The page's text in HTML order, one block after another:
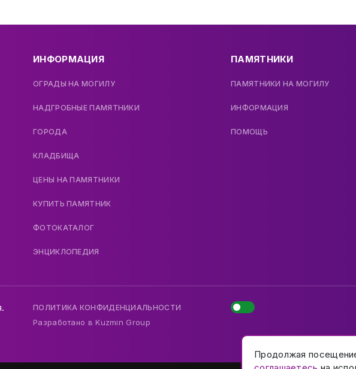
ИНФОРМАЦИЯ
ОГРАДЫ НА МОГИЛУ
НАДГРОБНЫЕ ПАМЯТНИКИ
ГОРОДА
КЛАДБИЩА
ЦЕНЫ НА ПАМЯТНИКИ
КУПИТЬ ПАМЯТНИК
ФОТОКАТАЛОГ
ЭНЦИКЛОПЕДИЯ
ПАМЯТНИКИ
ПАМЯТНИКИ НА МОГИЛУ
ИНФОРМАЦИЯ
ПОМОЩЬ
ПОЛИТИКА КОНФИДЕНЦИАЛЬНОСТИ
Разработано вKuzmin Group
Продолжая